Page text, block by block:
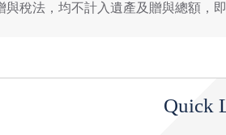
稅法，均不計入遺產及贈與總額，
Quick